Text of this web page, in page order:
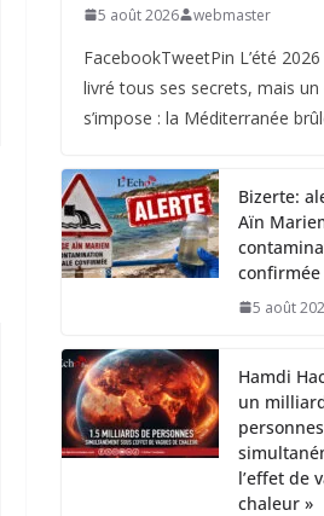
5 août 2026 webmaster
FacebookTweetPin L’été 2026
livré tous ses secrets, mais
s’impose : la Méditerranée
Bizerte:
Aïn
confirmée
5 août
Hamdi
un
personnes
l’effet de
chaleur »